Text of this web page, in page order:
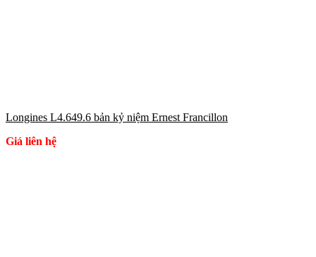
Longines L4.649.6 bản kỷ niệm Ernest Francillon
Giá liên hệ